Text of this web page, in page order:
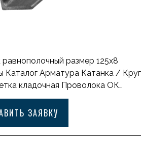
равнополочный размер 125х8
Каталог Арматура Катанка / Круг
кладочная Проволока ОК
Лист горячекатаный с
Лист горячекатаный
двутавровая Лист просечно-
ЗАЯВКУ